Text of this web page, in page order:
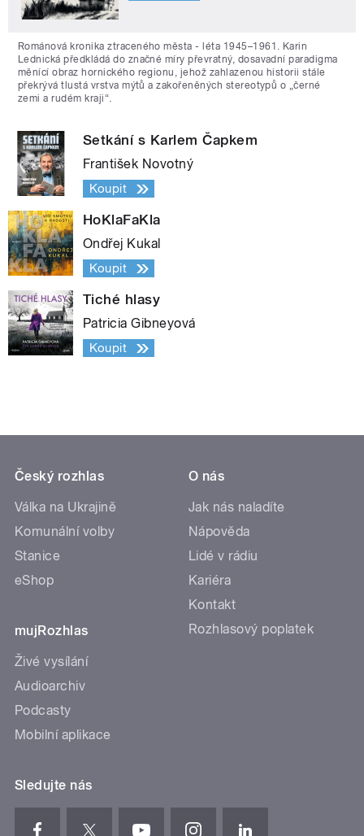
Románová kronika ztraceného města - léta 1945–1961. Karin
Lednická předkládá do značné míry převratný, dosavadní paradigma
měnící obraz hornického regionu, jehož zahlazenou historii stále
překrývá tlustá vrstva mýtů a zakořeněných stereotypů o „černé
zemi a rudém kraji“.
Setkání s Karlem Čapkem
František Novotný
Koupit
HoKlaFaKla
Ondřej Kukal
Koupit
Tiché hlasy
Patricia Gibneyová
Koupit
Český rozhlas
Válka na Ukrajině
Komunální volby
Stanice
eShop
mujRozhlas
Živé vysílání
Audioarchiv
Podcasty
Mobilní aplikace
O nás
Jak nás naladíte
Nápověda
Lidé v rádiu
Kariéra
Kontakt
Rozhlasový poplatek
Sledujte nás